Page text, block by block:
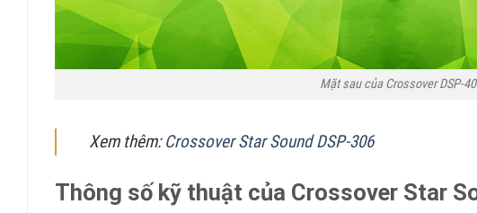
Mặt sau của Crossover DSP-
Xem thêm:Crossover Star Sound DSP-306
Thông số kỹ thuật của Crossover Star